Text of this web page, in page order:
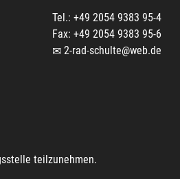
Tel.: +49 2054 9383 95-4
Fax: +49 2054 9383 95-6
2-rad-schulte@web.de
teilzunehmen.